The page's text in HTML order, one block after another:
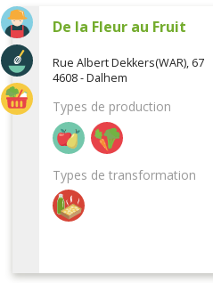
De la Fleur au Fruit
Rue Albert Dekkers(WAR), 67
4608 - Dalhem
Types de production
Types de transformation